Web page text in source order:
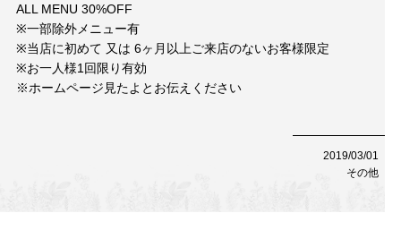
ALL MENU 30%OFF
※一部除外メニュー有
※当店に初めて 又は 6ヶ月以上ご来店のないお客様限定
※お一人様1 回限り有効
※ホームページ見たよとお伝えください
2019/03/01
その他